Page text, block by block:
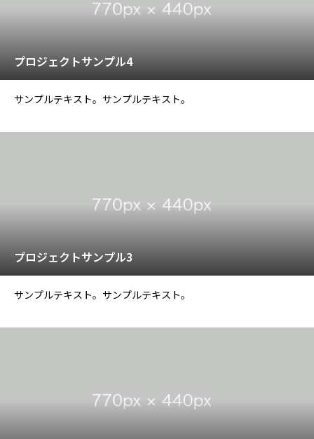
プロジェクトサンプル4
サンプルテキスト。サンプルテキスト。
プロジェクトサンプル3
サンプルテキスト。サンプルテキスト。